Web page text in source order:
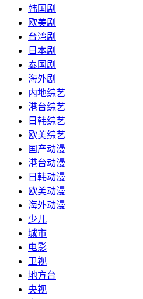
韩国剧
欧美剧
台湾剧
日本剧
泰国剧
海外剧
内地综艺
港台综艺
日韩综艺
欧美综艺
国产动漫
港台动漫
日韩动漫
欧美动漫
海外动漫
少儿
城市
电影
卫视
地方台
央视